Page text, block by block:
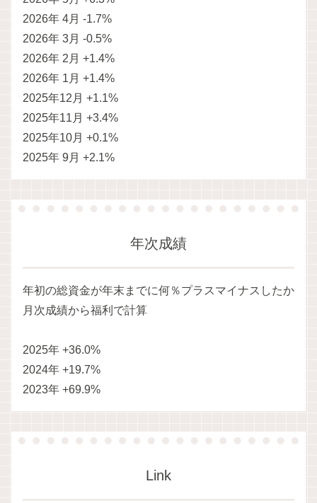
2026年 4月 -1.7%
2026年 3月 -0.5%
2026年 2月 +1.4%
2026年 1月 +1.4%
2025年12月 +1.1%
2025年11月 +3.4%
2025年10月 +0.1%
2025年 9月 +2.1%
年次成績
年初の総資金が年末までに何％プラスマイナスしたか
月次成績から福利で計算
2025年 +36.0%
2024年 +19.7%
2023年 +69.9%
Link